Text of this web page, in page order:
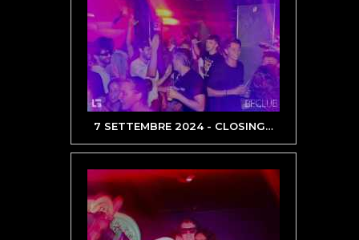
7 SETTEMBRE 2024 - CLOSING…